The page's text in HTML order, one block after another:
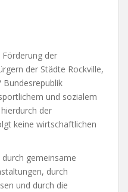
der
der Städte Rockville,
Bundesrepublik
und sozialem
der
keine wirtschaftlichen
gemeinsame
durch
und durch die